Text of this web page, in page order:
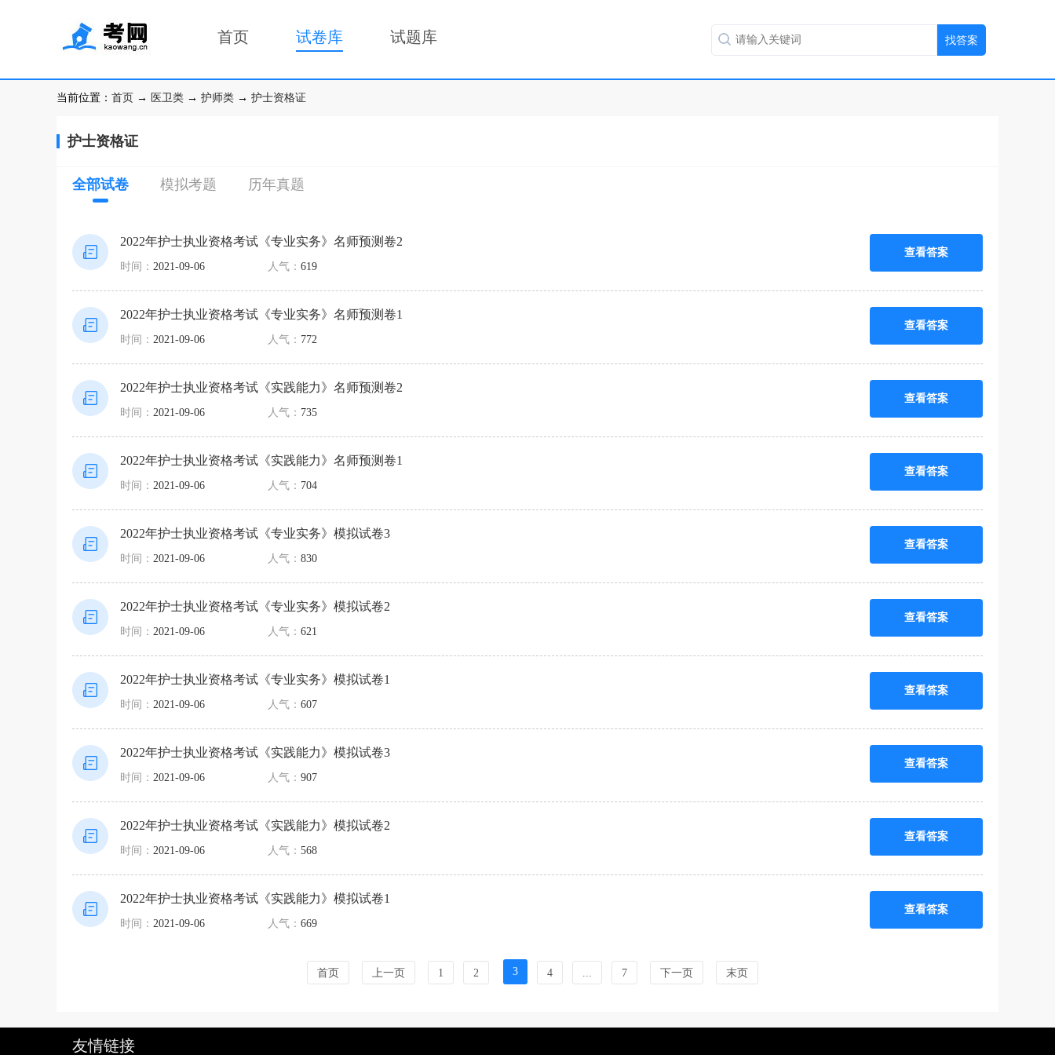
首页 试卷库 试题库
当前位置： 首页 → 医卫类 → 护师类 → 护士资格证
护士资格证
全部试卷 模拟考题 历年真题
2022年护士执业资格考试《专业实务》名师预测卷2
时间： 2021-09-06 人气： 619
查看答案
2022年护士执业资格考试《专业实务》名师预测卷1
时间： 2021-09-06 人气： 772
查看答案
2022年护士执业资格考试《实践能力》名师预测卷2
时间： 2021-09-06 人气： 735
查看答案
2022年护士执业资格考试《实践能力》名师预测卷1
时间： 2021-09-06 人气： 704
查看答案
2022年护士执业资格考试《专业实务》模拟试卷3
时间： 2021-09-06 人气： 830
查看答案
2022年护士执业资格考试《专业实务》模拟试卷2
时间： 2021-09-06 人气： 621
查看答案
2022年护士执业资格考试《专业实务》模拟试卷1
时间： 2021-09-06 人气： 607
查看答案
2022年护士执业资格考试《实践能力》模拟试卷3
时间： 2021-09-06 人气： 907
查看答案
2022年护士执业资格考试《实践能力》模拟试卷2
时间： 2021-09-06 人气： 568
查看答案
2022年护士执业资格考试《实践能力》模拟试卷1
时间： 2021-09-06 人气： 669
查看答案
首页 上一页 1 2 3 4 ... 7 下一页 末页
友情链接